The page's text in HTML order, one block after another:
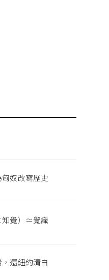
奴改寫歷史
覺）≃覺識
還紐約清白